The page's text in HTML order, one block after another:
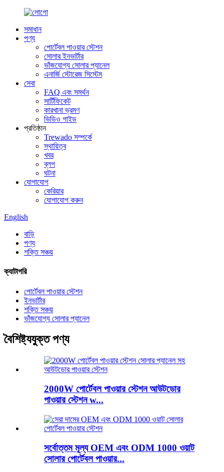
সমাধান
পণ্য
পোর্টেবল পাওয়ার স্টেশন
সোলার ইনভার্টার
ভাঁজযোগ্য সোলার প্যানেল
এনার্জি স্টোরেজ সিস্টেম
সেবা
FAQ এবং সমর্থন
সার্টিফিকেট
কারখানা ভ্রমণ
ভিডিও গাইড
প্রতিষ্ঠান
Trewado সম্পর্কে
স্থায়িত্ব
খবর
ব্লগ
ঘটনা
যোগাযোগ
কেরিয়ার
যোগাযোগ করুন
English
বাড়ি
পণ্য
শক্তি সঞ্চয়
ক্যাটাগরি
পোর্টেবল পাওয়ার স্টেশন
ইনভার্টার
শক্তি সঞ্চয়
ভাঁজযোগ্য সোলার প্যানেল
বৈশিষ্ট্যযুক্ত পণ্য
2000W পোর্টেবল পাওয়ার স্টেশন আউটডোর
পাওয়ার স্টেশন w...
সর্বোত্তম মূল্য OEM এবং ODM 1000 ওয়াট
সোলার পোর্টেবল পাওয়ার...